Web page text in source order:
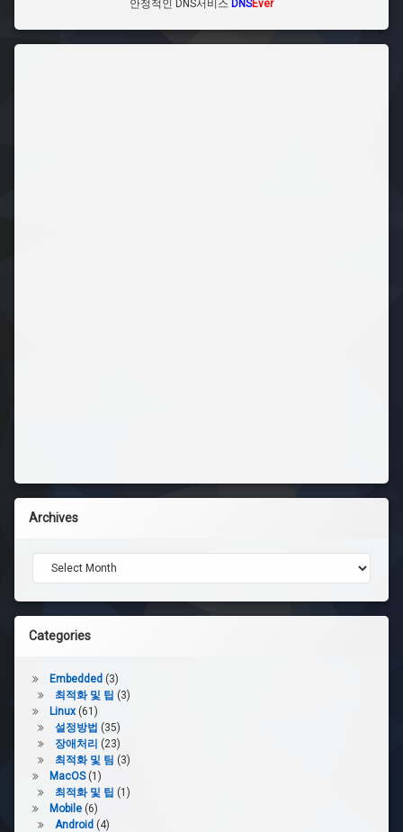
안정적인 DNS서비스 DNSEver
Archives
Archives
Categories
Embedded(3)
최적화 및 팁 (3)
Linux(61)
설정방법 (35)
장애처리 (23)
최적화 및 팀 (3)
MacOS(1)
최적화 및 팁 (1)
Mobile(6)
Android(4)